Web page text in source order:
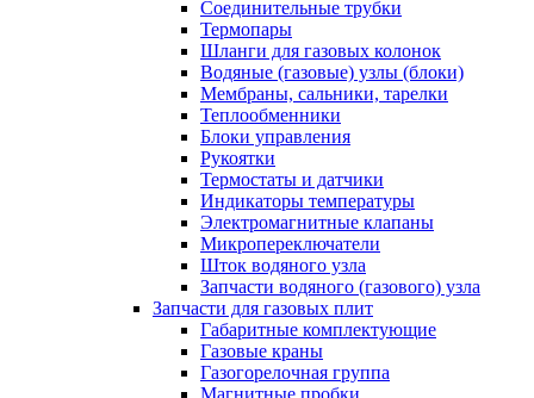
Соединительные трубки
Термопары
Шланги для газовых колонок
Водяные (газовые) узлы (блоки)
Мембраны, сальники, тарелки
Теплообменники
Блоки управления
Рукоятки
Термостаты и датчики
Индикаторы температуры
Электромагнитные клапаны
Микропереключатели
Шток водяного узла
Запчасти водяного (газового) узла
Запчасти для газовых плит
Габаритные комплектующие
Газовые краны
Газогорелочная группа
Магнитные пробки